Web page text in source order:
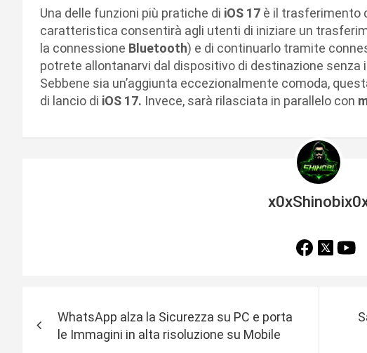
Una delle funzioni più pratiche di iOS 17 è il trasferimento
caratteristica consentirà agli utenti di iniziare un
la connessione Bluetooth) e di continuarlo tramite
potrete allontanarvi dal dispositivo di destinazione
Sebbene sia un’aggiunta eccezionalmente comoda,
di lancio di iOS 17. Invece, sarà rilasciata in parallelo con
WhatsApp alza la Sicurezza su PC e porta
le Immagini in alta risoluzione su Mobile